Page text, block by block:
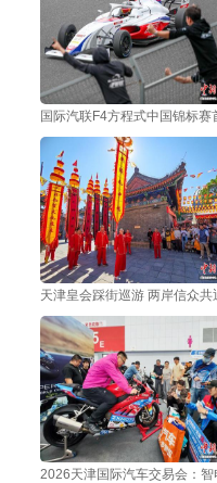
国际汽联F4方程式中国锦标赛
天津皇会踩街巡游 两岸信众共
2026天津国际汽车交易会：